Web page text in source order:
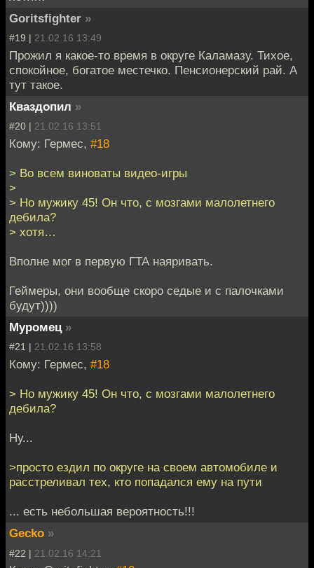
Goritsfighter »
#19 | 21.02.16 13:49
Прожил я какое-то время в округе Каламазу. Тихое,
спокойное, богатое местечко. Пенсионерский рай. А
тут такое.
Кваздопил »
#20 | 21.02.16 13:51
Кому: Гермес, #18
> Во всем виноваты видео-игры
>
> Но мужику 45! Он что, с мозгами малолетнего
дебила?
> хотя…
Вполне мог в первую ГТА наяривать.
Геймеры, они вообще скоро седые и с палочками
будут))))
Муромец »
#21 | 21.02.16 13:58
Кому: Гермес, #18
> Но мужику 45! Он что, с мозгами малолетнего
дебила?
Ну...
>просто ездил по округе на своем автомобиле и
расстреливал тех, кто попадался ему на пути
... есть небольшая вероятность!!!
Gecko »
#22 | 21.02.16 14:21